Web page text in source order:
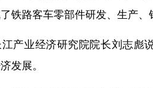
铁路客车零部件研发、生产
产业经济研究院院长刘志彪
发展。